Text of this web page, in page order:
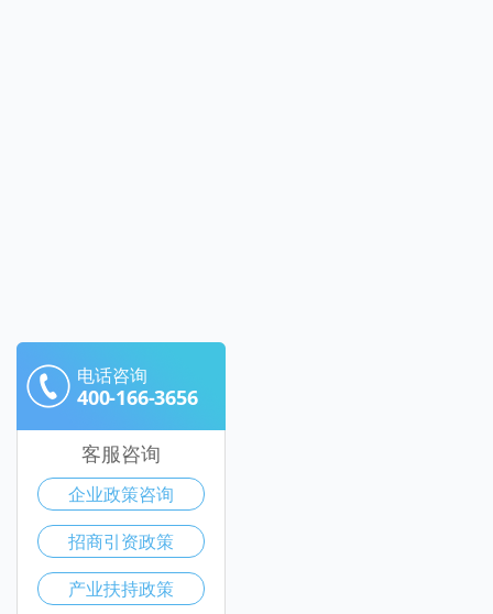
电话咨询
400-166-3656
客服咨询
企业政策咨询
招商引资政策
产业扶持政策